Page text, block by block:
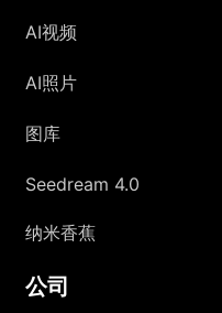
AI视频
AI照片
图库
Seedream 4.0
纳米香蕉
公司